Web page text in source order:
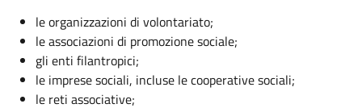
le organizzazioni di volontariato;
le associazioni di promozione sociale;
gli enti filantropici;
le imprese sociali, incluse le cooperative sociali;
le reti associative;